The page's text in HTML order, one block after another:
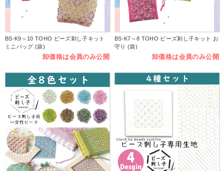
BS-K9～10 TOHO ビーズ刺し子キット
ミニバッグ (袋)
卸価格は会員のみ公開
BS-K7～8 TOHO ビーズ刺し子キット お
守り (袋)
卸価格は会員のみ公開